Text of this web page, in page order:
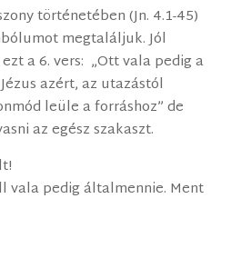
történetében (Jn. 4.1-45)
megtaláljuk. Jól
a 6. vers: „Ott vala pedig a
azért, az utazástól
leüle a forráshoz” de
az egész szakaszt.
vala pedig általmennie. Ment